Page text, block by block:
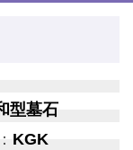
型墓石
KGK